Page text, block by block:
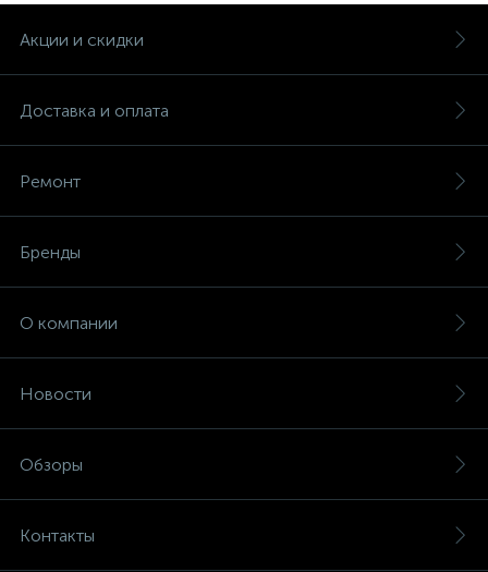
Акции и скидки
Доставка и оплата
Ремонт
Бренды
О компании
Новости
Обзоры
Контакты